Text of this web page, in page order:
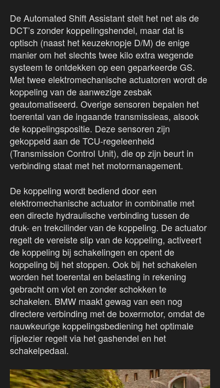
De Automated Shift Assistant stelt het net als de
DCT’s zonder koppelingshendel, maar dat is
optisch (naast het keuzeknopje D/M) de enige
manier om het slechts twee kilo extra wegende
systeem te ontdekken op een geparkeerde GS.
Met twee elektromechanische actuatoren wordt de
koppeling van de aanwezige zesbak
geautomatiseerd. Overige sensoren bepalen het
toerental van de ingaande transmissieas, alsook
de koppelingspositie. Deze sensoren zijn
gekoppeld aan de TCU-regeleenheid
(Transmission Control Unit), die op zijn beurt in
verbinding staat met het motormanagement.
De koppeling wordt bediend door een
elektromechanische actuator in combinatie met
een directe hydraulische verbinding tussen de
druk- en trekcilinder van de koppeling. De actuator
regelt de vereiste slip van de koppeling, activeert
de koppeling bij schakelingen en opent de
koppeling bij het stoppen. Ook bij het schakelen
worden het toerental en belasting in rekening
gebracht om vlot en zonder schokken te
schakelen. BMW maakt gewag van een nog
directere verbinding met de boxermotor, omdat de
nauwkeurige koppelingsbediening het optimale
rijplezier regelt via het gashendel en het
schakelpedaal.